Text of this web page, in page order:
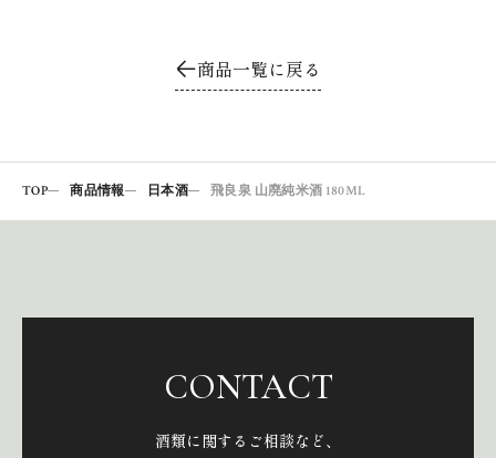
商品一覧に戻る
TOP 商品情報 日本酒 飛良泉 山廃純米酒 180ML
CONTACT
酒類に関するご相談など、